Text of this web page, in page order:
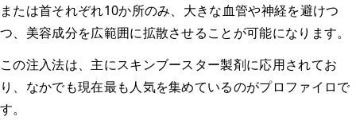
または首それぞれ10か所のみ、大きな血管や神経を避けつ
つ、美容成分を広範囲に拡散させることが可能になります。
この注入法は、主にスキンブースター製剤に応用されてお
り、なかでも現在最も人気を集めているのがプロファイロで
す。